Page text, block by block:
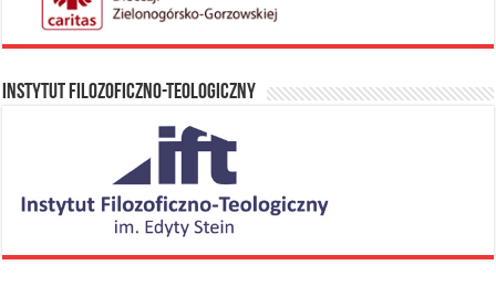
Instytut Filozoficzno-Teologiczny